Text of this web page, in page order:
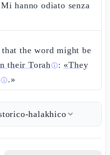
hanno odiato senza
the word might be
their Torahⓘ: «They
ⓘ.»
halakhico